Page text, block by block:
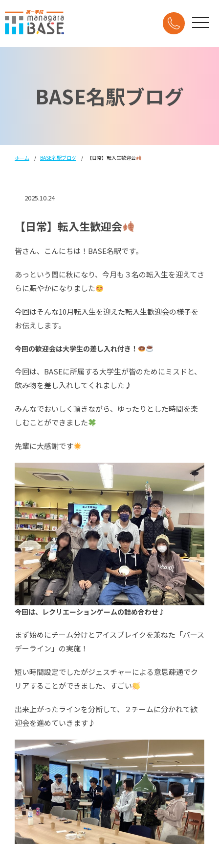
BASE名駅ブログ
ホーム BASE名駅ブログ 【日常】転入生歓迎会
2025.10.24
【日常】転入生歓迎会
皆さん、こんにちは！BASE名駅です。
あっという間に秋になり、今月も３名の転入生を迎えてさ
らに賑やかになりました
今回はそんな10月転入生を迎えた転入生歓迎会の様子を
お伝えします。
今回の歓迎会は大学生の差し入れ付き！
今回は、BASEに所属する大学生が皆のためにミスドと、
飲み物を差し入れしてくれました♪
みんなでおいしく頂きながら、ゆったりとした時間を楽
しむことができました
先輩に大感謝です
今回は、レクリエーションゲームの詰め合わせ♪
まず始めにチーム分けとアイスブレイクを兼ねた「バース
デーライン」の実施！
短い時間設定でしたがジェスチャーによる意思疎通でク
リアすることができました、すごい
出来上がったラインを分断して、２チームに分かれて歓
迎会を進めていきます♪